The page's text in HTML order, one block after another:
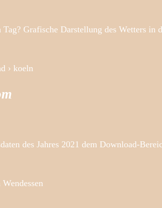
Grafische Darstellung des Wetters in
› koeln
des Jahres 2021 dem Download-